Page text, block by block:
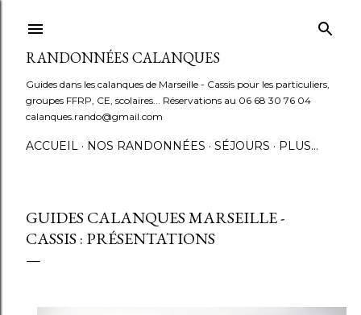
RANDONNÉES CALANQUES
Guides dans les calanques de Marseille - Cassis pour les particuliers,
groupes FFRP, CE, scolaires... Réservations au 06 68 30 76 04
calanques.rando@gmail.com
ACCUEIL NOS RANDONNÉES SÉJOURS PLUS…
GUIDES CALANQUES MARSEILLE -
CASSIS : PRÉSENTATIONS